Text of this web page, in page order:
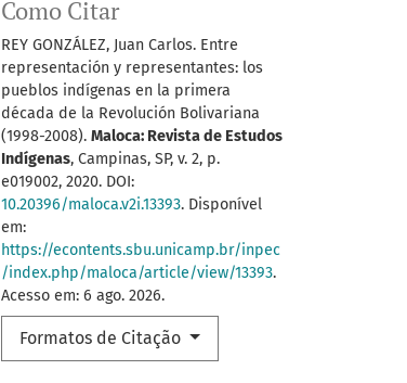
Como Citar
REY GONZÁLEZ, Juan Carlos. Entre
representación y representantes: los
pueblos indígenas en la primera
década de la Revolución Bolivariana
(1998-2008). Maloca: Revista de Estudos
Indígenas, Campinas, SP, v. 2, p.
e019002, 2020. DOI:
10.20396/maloca.v2i.13393. Disponível
em:
https://econtents.sbu.unicamp.br/inpec
/index.php/maloca/article/view/13393.
Acesso em: 6 ago. 2026.
Formatos de Citação